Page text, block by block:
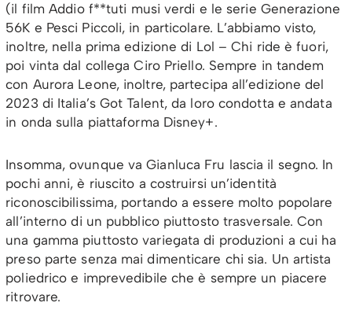
(il film Addio f**tuti musi verdi e le serie Generazione
56K e Pesci Piccoli, in particolare. L’abbiamo visto,
inoltre, nella prima edizione di Lol – Chi ride è fuori,
poi vinta dal collega Ciro Priello. Sempre in tandem
con Aurora Leone, inoltre, partecipa all’edizione del
2023 di Italia’s Got Talent, da loro condotta e andata
in onda sulla piattaforma Disney+.
Insomma, ovunque va Gianluca Fru lascia il segno. In
pochi anni, è riuscito a costruirsi un’identità
riconoscibilissima, portando a essere molto popolare
all’interno di un pubblico piuttosto trasversale. Con
una gamma piuttosto variegata di produzioni a cui ha
preso parte senza mai dimenticare chi sia. Un artista
poliedrico e imprevedibile che è sempre un piacere
ritrovare.